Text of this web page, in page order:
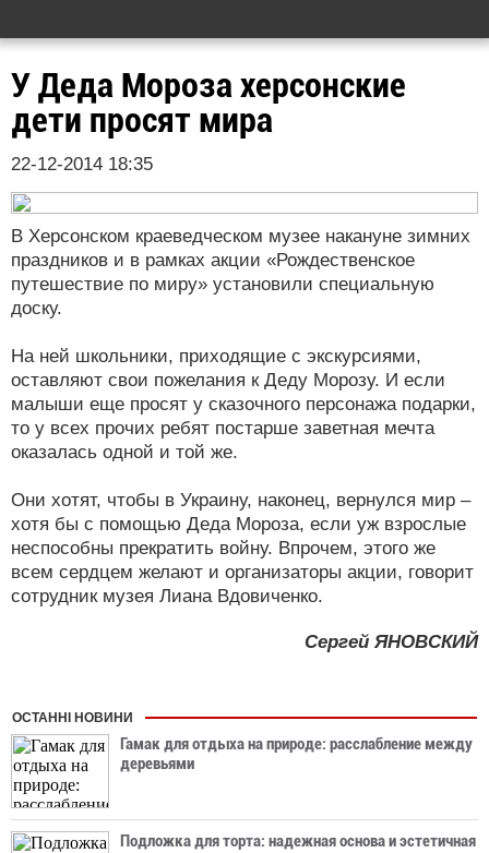
У Деда Мороза херсонские
дети просят мира
22-12-2014 18:35
В Херсонском краеведческом музее накануне зимних
праздников и в рамках акции «Рождественское
путешествие по миру» установили специальную
доску.
На ней школьники, приходящие с экскурсиями,
оставляют свои пожелания к Деду Морозу. И если
малыши еще просят у сказочного персонажа подарки,
то у всех прочих ребят постарше заветная мечта
оказалась одной и той же.
Они хотят, чтобы в Украину, наконец, вернулся мир –
хотя бы с помощью Деда Мороза, если уж взрослые
неспособны прекратить войну. Впрочем, этого же
всем сердцем желают и организаторы акции, говорит
сотрудник музея Лиана Вдовиченко.
Сергей ЯНОВСКИЙ
ОСТАННІ НОВИНИ
Гамак для отдыха на природе: расслабление между
деревьями
Подложка для торта: надежная основа и эстетичная